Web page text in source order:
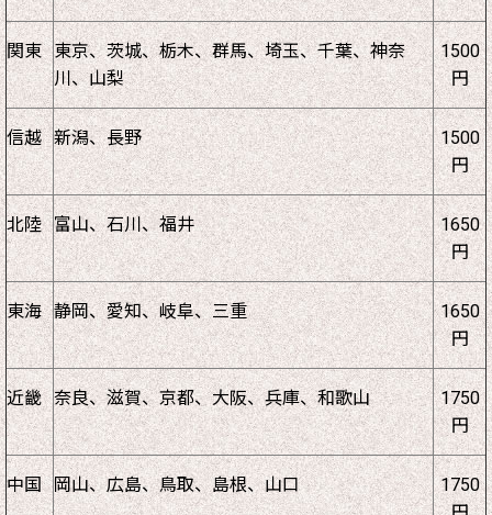
関東
東京、茨城、栃木、群馬、埼玉、千葉、神奈
川、山梨
1500
円
信越 新潟、長野
1500
円
北陸 富山、石川、福井
1650
円
東海 静岡、愛知、岐阜、三重
1650
円
近畿 奈良、滋賀、京都、大阪、兵庫、和歌山
1750
円
中国 岡山、広島、鳥取、島根、山口
1750